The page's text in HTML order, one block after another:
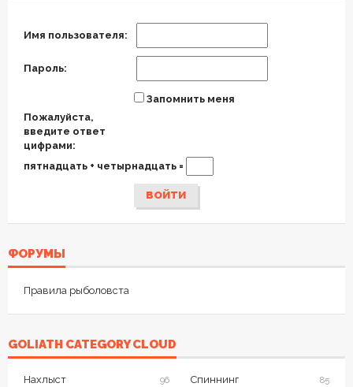
Имя пользователя:
Пароль:
Запомнить меня
Пожалуйста,
введите ответ
цифрами:
пятнадцать + четырнадцать =
ВОЙТИ
ФОРУМЫ
Правила рыболовста
GOLIATH CATEGORY CLOUD
Нахлыст 96 Спиннинг 85